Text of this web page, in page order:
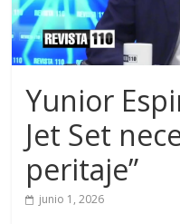
Yunior
Jet Set
peritaje”
junio 1, 2026